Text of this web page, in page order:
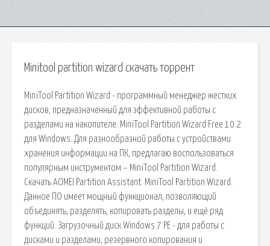
Minitool partition wizard скачать торрент
MiniTool Partition Wizard - программный менеджер жестких
дисков, предназначенный для эффективной работы с
разделами на накопителе. MiniTool Partition Wizard Free 10.2
для Windows. Для разнообразной работы с устройствами
хранения информации на ПК, предлагаю воспользоваться
популярным инструментом – MiniTool Partition Wizard.
Скачать AOMEI Partition Assistant. MiniTool Partition Wizard.
Данное ПО имеет мощный функционал, позволяющий
объединять, разделять, копировать разделы, и ещё ряд
функций. Загрузочный диск Windows 7 PE - для работы с
дисками и разделами, резервного копирования и